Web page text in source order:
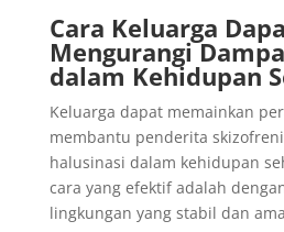
Cara Keluarga
Mengurangi
dalam Kehidupan
Keluarga dapat memainkan
membantu penderita
halusinasi dalam kehidupan
cara yang efektif adalah
lingkungan yang stabil dan